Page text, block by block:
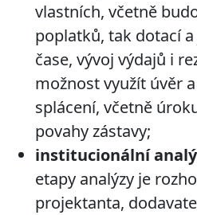
vlastních, včetně
poplatků, tak dotací
čase, vývoj výdajů i
možnost využít úvěr
splácení, včetně
povahy zástavy;
institucionální
etapy analýzy je
projektanta,